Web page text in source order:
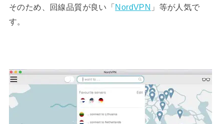
そのため、回線品質が良い「NordVPN 」等が人気で
す。